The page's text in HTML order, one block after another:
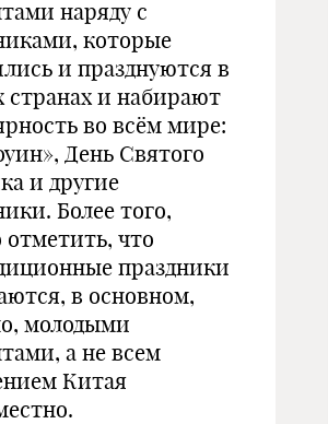
наряду с
которые
и празднуются в
странах и набирают
во всём мире:
День Святого
и другие
Более того,
что
праздники
в основном,
молодыми
а не всем
Китая